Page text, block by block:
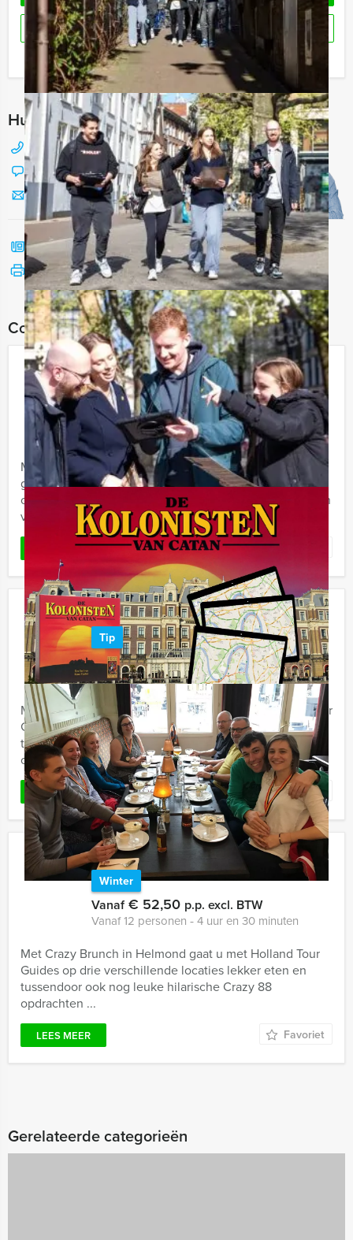
RESERVEREN
Ik heb een vraag over dit uitje
Hulp nodig bij het kiezen?
088 428 81 17
Chat met Jeroen
Stuur ons een mailtje
Bel mij terug
Bekijk printbare versie
Combineer dit uitje met:
Empire City Brunch in Dordrecht
Vanaf€ 62,50 p.p. excl. BTW
Vanaf 12 personen ‐ 4 uur en 30 minuten
Maak in Dordrecht kennis met de Empire City Brunch
game. Een hypermodern, virtueel GPS spel in
combinatie met een overheerlijke brunch. U kunt kiezen
voor het Empire City ...
LEES MEER
Crazy Brunch Middelburg
Tip
Vanaf€ 52,50 p.p. excl. BTW
Vanaf 12 personen ‐ 4 uur en 30 minuten
Met Crazy Brunch in Middelburg gaat u met Holland Tour
Guides op drie verschillende locaties lekker eten en
tussendoor ook nog leuke hilarische Crazy 88
opdrachten ...
LEES MEER Favoriet
Crazy Brunch Helmond
Winter
Vanaf€ 52,50 p.p. excl. BTW
Vanaf 12 personen ‐ 4 uur en 30 minuten
Met Crazy Brunch in Helmond gaat u met Holland Tour
Guides op drie verschillende locaties lekker eten en
tussendoor ook nog leuke hilarische Crazy 88
opdrachten ...
LEES MEER Favoriet
Gerelateerde categorieën